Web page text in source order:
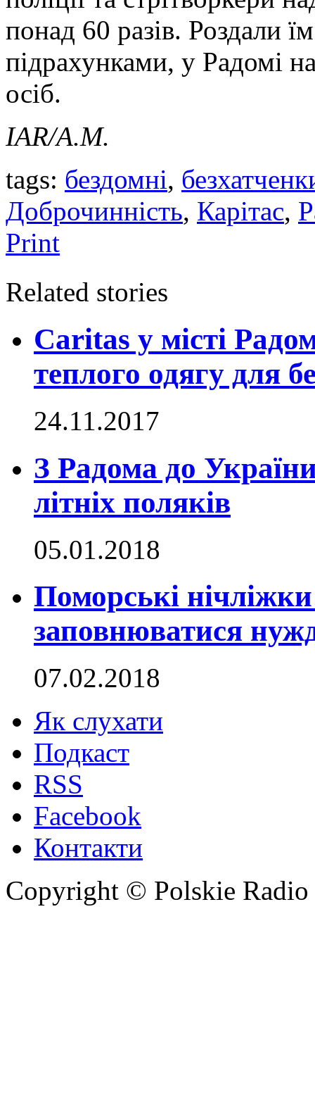
понад 60 разів. Роздали
підрахунками, у Радомі
осіб.
IAR/А.М.
tags: бездомні,
Доброчинність, Карітас,
Print
Related stories
Caritas у місті
теплого одягу для
24.11.2017
З Радома до
літніх поляків
05.01.2018
Поморські
заповнюватися
07.02.2018
Як слухати
Подкаст
RSS
Facebook
Контакти
Copyright © Polskie